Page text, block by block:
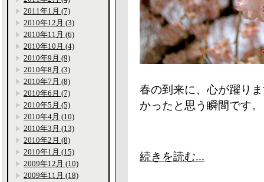
春の到来に、心が躍り
かったと思う瞬間です。
続きを読む...
2011年1月 (7)
2010年12月 (3)
2010年11月 (6)
2010年10月 (4)
2010年9月 (9)
2010年8月 (3)
2010年7月 (8)
2010年6月 (7)
2010年5月 (5)
2010年4月 (10)
2010年3月 (13)
2010年2月 (8)
2010年1月 (15)
2009年12月 (10)
2009年11月 (18)